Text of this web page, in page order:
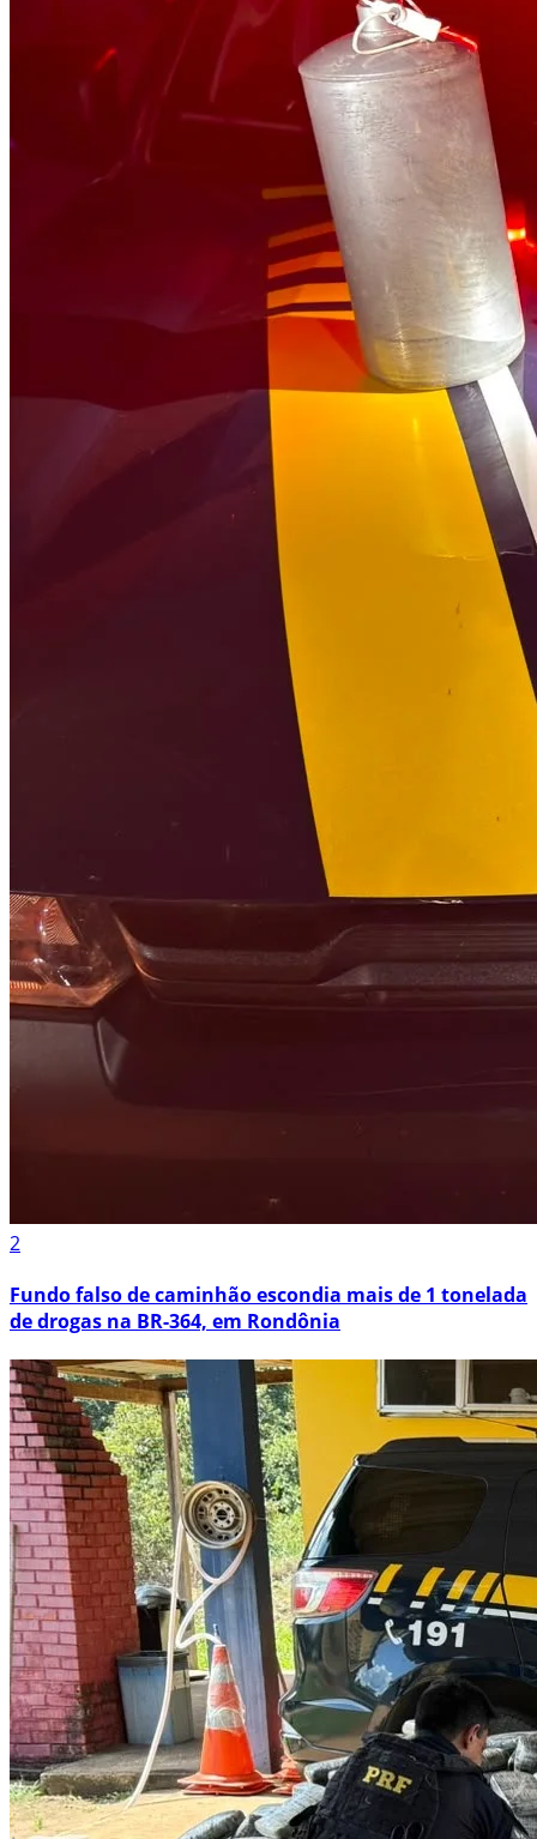
2
Fundo falso de caminhão escondia mais de 1 tonelada
de drogas na BR-364, em Rondônia